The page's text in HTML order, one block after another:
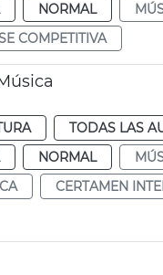
NORMAL
COMPETITIVA
TODAS LAS
NORMAL
CERTAMEN